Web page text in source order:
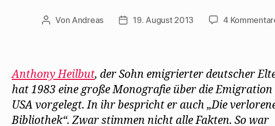
Beitragsautor
Von Andreas Beitragsdatum
19. August 2013 4
Anthony Heilbut, der Sohn emigrierter deutscher
hat 1983 eine große Monografie über die Emigration
USA vorgelegt. In ihr bespricht er auch „Die
Bibliothek“. Zwar stimmen nicht alle Fakten. So war